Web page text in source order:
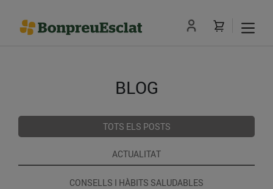
BLOG
TOTS ELS POSTS
ACTUALITAT
CONSELLS I HÀBITS SALUDABLES